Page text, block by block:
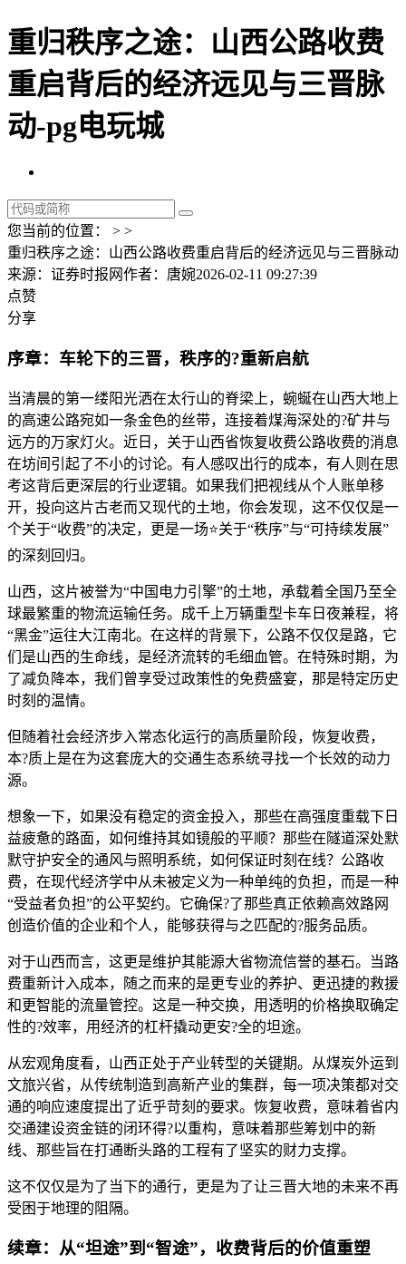
重归秩序之途：山西公路收费
重启背后的经济远见与三晋脉
动-pg电玩城
您当前的位置： > >
重归秩序之途：山西公路收费重启背后的经济远见与三晋脉动
来源：证券时报网作者：唐婉2026-02-11 09:27:39
点赞
分享
序章：车轮下的三晋，秩序的?重新启航
当清晨的第一缕阳光洒在太行山的脊梁上，蜿蜒在山西大地上
的高速公路宛如一条金色的丝带，连接着煤海深处的?矿井与
远方的万家灯火。近日，关于山西省恢复收费公路收费的消息
在坊间引起了不小的讨论。有人感叹出行的成本，有人则在思
考这背后更深层的行业逻辑。如果我们把视线从个人账单移
开，投向这片古老而又现代的土地，你会发现，这不仅仅是一
个关于“收费”的决定，更是一场⭐关于“秩序”与“可持续发展”
的深刻回归。
山西，这片被誉为“中国电力引擎”的土地，承载着全国乃至全
球最繁重的物流运输任务。成千上万辆重型卡车日夜兼程，将
“黑金”运往大江南北。在这样的背景下，公路不仅仅是路，它
们是山西的生命线，是经济流转的毛细血管。在特殊时期，为
了减负降本，我们曾享受过政策性的免费盛宴，那是特定历史
时刻的温情。
但随着社会经济步入常态化运行的高质量阶段，恢复收费，
本?质上是在为这套庞大的交通生态系统寻找一个长效的动力
源。
想象一下，如果没有稳定的资金投入，那些在高强度重载下日
益疲惫的路面，如何维持其如镜般的平顺？那些在隧道深处默
默守护安全的通风与照明系统，如何保证时刻在线？公路收
费，在现代经济学中从未被定义为一种单纯的负担，而是一种
“受益者负担”的公平契约。它确保?了那些真正依赖高效路网
创造价值的企业和个人，能够获得与之匹配的?服务品质。
对于山西而言，这更是维护其能源大省物流信誉的基石。当路
费重新计入成本，随之而来的是更专业的养护、更迅捷的救援
和更智能的流量管控。这是一种交换，用透明的价格换取确定
性的?效率，用经济的杠杆撬动更安?全的坦途。
从宏观角度看，山西正处于产业转型的关键期。从煤炭外运到
文旅兴省，从传统制造到高新产业的集群，每一项决策都对交
通的响应速度提出了近乎苛刻的要求。恢复收费，意味着省内
交通建设资金链的闭环得?以重构，意味着那些筹划中的新
线、那些旨在打通断头路的工程有了坚实的财力支撑。
这不仅仅是为了当下的通行，更是为了让三晋大地的未来不再
受困于地理的阻隔。
续章：从“坦途”到“智途”，收费背后的价值重塑